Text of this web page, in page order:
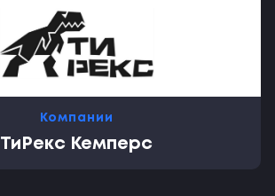
Компании
ТиРекс Кемперс